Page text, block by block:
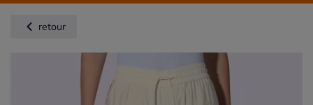
retour